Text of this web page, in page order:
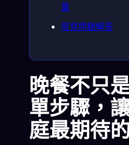
量
常見問題解答
晚餐不只
單步驟，
庭最期待